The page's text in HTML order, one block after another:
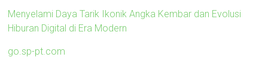
Menyelami Daya Tarik Ikonik Angka Kembar dan Evolusi
Hiburan Digital di Era Modern
go.sp-pt.com